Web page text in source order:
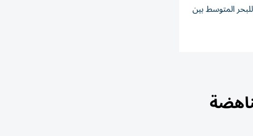
المتوسط بين